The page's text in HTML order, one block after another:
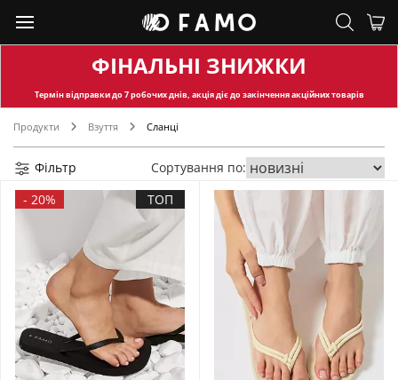
ФІНАЛЬНІ ЗНИЖКИ
Термін відправкидо 7 робочих днів, акція діє до закінчення акційних товарів
Продукти Взуття Сланці
Фільтр
Сортування по:
- 20% ТОП